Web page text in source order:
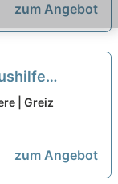
zum Angebot
| Greiz
zum Angebot